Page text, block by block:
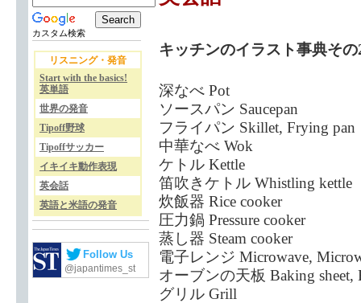
カスタム検索
リスニング・発音
Start with the basics!
英単語
世界の発音
Tipoff野球
Tipoffサッカー
イキイキ動作表現
英会話
英語と米語の発音
Follow Us
@japantimes_st
キッチンのイラスト事典その
深なべ Pot
ソースパン Saucepan
フライパン Skillet, Frying pan
中華なべ Wok
ケトル Kettle
笛吹きケトル Whistling kettle
炊飯器 Rice cooker
圧力鍋 Pressure cooker
蒸し器 Steam cooker
電子レンジ Microwave,
オーブンの天板 Baking sheet,
グリル Grill